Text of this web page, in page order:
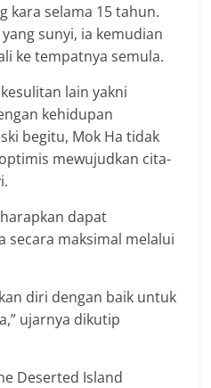
kara selama 15 tahun.
sunyi, ia kemudian
ke tempatnya semula.
lain yakni
kehidupan
begitu, Mok Ha tidak
mewujudkan cita-
dapat
secara maksimal melalui
diri dengan baik untuk
ujarnya dikutip
Deserted Island